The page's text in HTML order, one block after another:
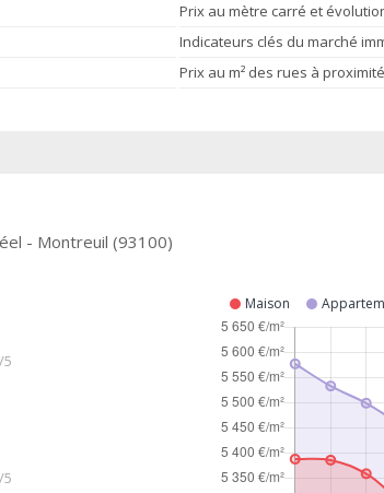
Prix au mètre carré et
Indicateurs clés du marché
Prix au m² des rues à proximité
- Montreuil (93100)
Maison